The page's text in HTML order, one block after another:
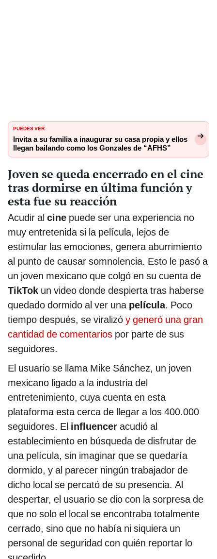
PUEDES VER:
Invita a su familia a inaugurar su casa propia y ellos
llegan bailando como los Gonzales de “AFHS”
Joven se queda encerrado en el cine
tras dormirse en última función y
esta fue su reacción
Acudir al cine puede ser una experiencia no
muy entretenida si la película, lejos de
estimular las emociones, genera aburrimiento
al punto de causar somnolencia. Esto le pasó a
un joven mexicano que colgó en su cuenta de
TikTok un video donde despierta tras haberse
quedado dormido al ver una película. Poco
tiempo después, se viralizó y generó una gran
cantidad de comentarios por parte de sus
seguidores.
El usuario se llama Mike Sánchez, un joven
mexicano ligado a la industria del
entretenimiento, cuya cuenta en esta
plataforma esta cerca de llegar a los 400.000
seguidores. El influencer acudió al
establecimiento en búsqueda de disfrutar de
una película, sin imaginar que se quedaría
dormido, y al parecer ningún trabajador de
dicho local se percató de su presencia. Al
despertar, el usuario se dio con la sorpresa de
que no solo el local se encontraba totalmente
cerrado, sino que no había ni siquiera un
personal de seguridad con quién reportar lo